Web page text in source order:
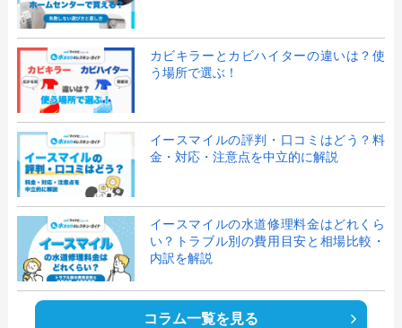
カビキラーとカビハイターの違いは？使
う場所で選ぶ！
イースマイルの評判・口コミはどう？料
金・対応・注意点を中立的に解説
イースマイルの水道修理料金はどれくら
い？トラブル別の費用目安と相場比較・
内訳を解説
コラム一覧を見る